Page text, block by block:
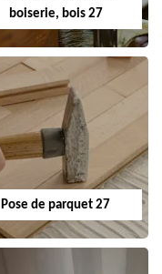
boiserie, bois 27
Pose de parquet 27